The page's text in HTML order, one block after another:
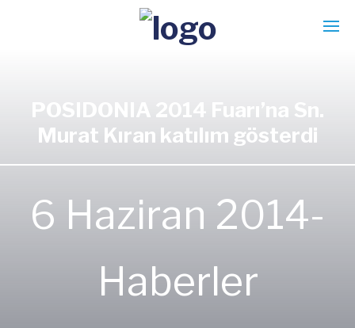
POSIDONIA 2014 Fuarı’na Sn.
Murat Kıran katılım gösterdi
6 Haziran 2014-
Haberler